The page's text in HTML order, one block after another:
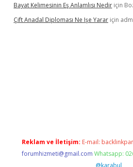
Bayat Kelimesinin Eş Anlamlısı Nedir için
Çift Anadal Diploması Ne Işe Yarar için
Reklam ve İletişim: E-mail:
forumhizmeti@gmail.com Whatsapp:
@karabul